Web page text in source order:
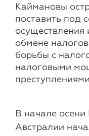
Каймановы
поставить под
осуществления
обмене
борьбы с
налоговыми
В начале
Австралии